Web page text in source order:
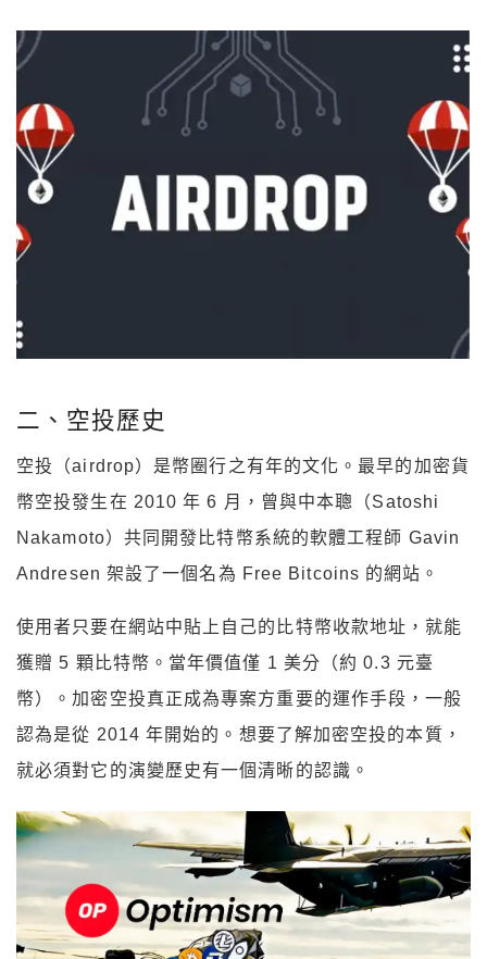
二、空投歷史
空投（airdrop）是幣圈行之有年的文化。最早的加密貨
幣空投發生在 2010 年 6 月，曾與中本聰（Satoshi
Nakamoto）共同開發比特幣系統的軟體工程師 Gavin
Andresen 架設了一個名為 Free Bitcoins 的網站。
使用者只要在網站中貼上自己的比特幣收款地址，就能
獲贈 5 顆比特幣。當年價值僅 1 美分（約 0.3 元臺
幣）。加密空投真正成為專案方重要的運作手段，一般
認為是從 2014 年開始的。想要了解加密空投的本質，
就必須對它的演變歷史有一個清晰的認識。